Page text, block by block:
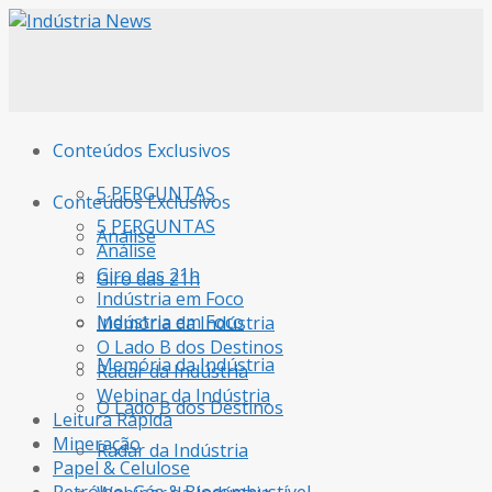
Conteúdos Exclusivos
5 PERGUNTAS
Análise
Giro das 21h
Indústria em Foco
Memória da Indústria
O Lado B dos Destinos
Radar da Indústria
Conteúdos Exclusivos
5 PERGUNTAS
Análise
Giro das 21h
Indústria em Foco
Memória da Indústria
O Lado B dos Destinos
Radar da Indústria
Webinar da Indústria
Leitura Rápida
Mineração
Papel & Celulose